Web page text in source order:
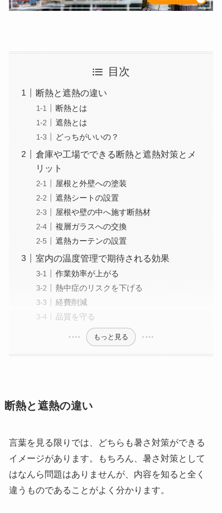
目次
断熱と遮熱の違い
断熱とは
遮熱とは
どっちがいいの？
倉庫や工場でできる断熱と遮熱対策とメ
リット
屋根と外壁への塗装
遮熱シートの設置
屋根や壁の中へ施す断熱材
複層ガラスへの交換
遮熱カーテンの設置
室内の温度管理で期待される効果
作業効率が上がる
熱中症のリスクを下げる
経費削減
品質を守る
もっと見る
断熱と遮熱の違い
言葉を見る限りでは、どちらも暑さ対策ができる
イメージがあります。もちろん、暑さ対策として
はなんら問題はありませんが、内容を知ると全く
違うものであることがよく分かります。